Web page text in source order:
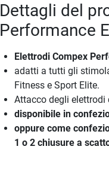
Dettagli del
Performance
Elettrodi Compex
adatti a tutti gli
Fitness e Sport Elite.
Attacco degli
disponibile in
oppure come
1 o 2 chiusure a